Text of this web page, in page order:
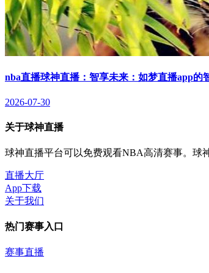
nba直播球神直播：智享未来：如梦直播app的
2026-07-30
关于球神直播
球神直播平台可以免费观看NBA高清赛事。球
直播大厅
App下载
关于我们
热门赛事入口
赛事直播